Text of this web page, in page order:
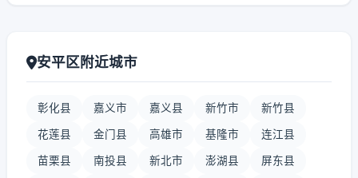
安平区附近城市
彰化县 嘉义市 嘉义县 新竹市 新竹县
花莲县 金门县 高雄市 基隆市 连江县
苗栗县 南投县 新北市 澎湖县 屏东县